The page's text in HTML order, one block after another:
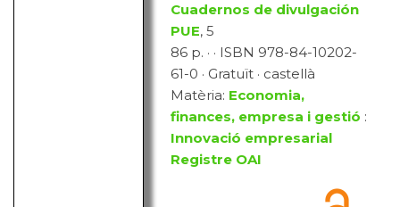
Cuadernos de divulgación
PUE, 5
86 p. · · ISBN 978-84-10202-
61-0 · Gratuït · castellà
Matèria: Economia,
finances, empresa i gestió :
Innovació empresarial
Registre OAI